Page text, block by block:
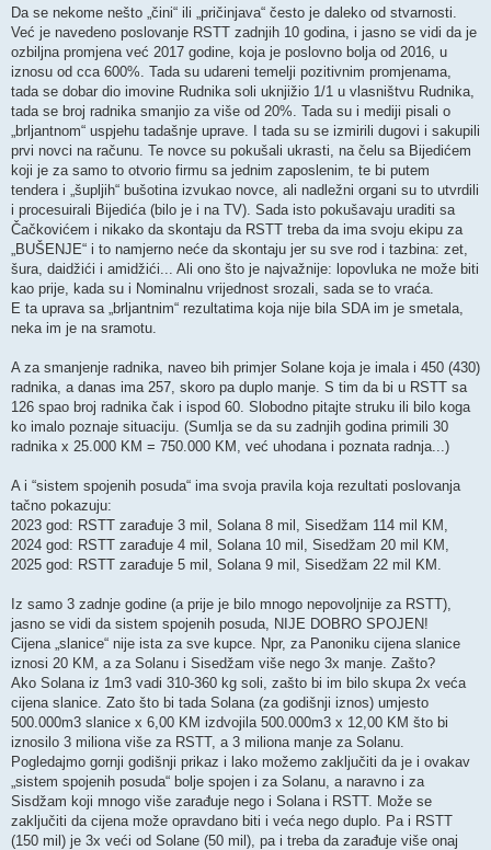
s
Da se nekome nešto „čini“ ili „pričinjava“ često je daleko od stvarnosti.
Već je navedeno poslovanje RSTT zadnjih 10 godina, i jasno se vidi da je
ozbiljna promjena već 2017 godine, koja je poslovno bolja od 2016, u
iznosu od cca 600%. Tada su udareni temelji pozitivnim promjenama,
tada se dobar dio imovine Rudnika soli uknjižio 1/1 u vlasništvu Rudnika,
tada se broj radnika smanjio za više od 20%. Tada su i mediji pisali o
„brljantnom“ uspjehu tadašnje uprave. I tada su se izmirili dugovi i sakupili
prvi novci na računu. Te novce su pokušali ukrasti, na čelu sa Bijedićem
koji je za samo to otvorio firmu sa jednim zaposlenim, te bi putem
tendera i „šupljih“ bušotina izvukao novce, ali nadležni organi su to utvrdili
i procesuirali Bijedića (bilo je i na TV). Sada isto pokušavaju uraditi sa
Čačkovićem i nikako da skontaju da RSTT treba da ima svoju ekipu za
„BUŠENJE“ i to namjerno neće da skontaju jer su sve rod i tazbina: zet,
šura, daidžići i amidžići... Ali ono što je najvažnije: lopovluka ne može biti
kao prije, kada su i Nominalnu vrijednost srozali, sada se to vraća.
E ta uprava sa „brljantnim“ rezultatima koja nije bila SDA im je smetala,
neka im je na sramotu.
A za smanjenje radnika, naveo bih primjer Solane koja je imala i 450 (430)
radnika, a danas ima 257, skoro pa duplo manje. S tim da bi u RSTT sa
126 spao broj radnika čak i ispod 60. Slobodno pitajte struku ili bilo koga
ko imalo poznaje situaciju. (Sumlja se da su zadnjih godina primili 30
radnika x 25.000 KM = 750.000 KM, već uhodana i poznata radnja...)
A i “sistem spojenih posuda“ ima svoja pravila koja rezultati poslovanja
tačno pokazuju:
2023 god: RSTT zarađuje 3 mil, Solana 8 mil, Sisedžam 114 mil KM,
2024 god: RSTT zarađuje 4 mil, Solana 10 mil, Sisedžam 20 mil KM,
2025 god: RSTT zarađuje 5 mil, Solana 9 mil, Sisedžam 22 mil KM.
Iz samo 3 zadnje godine (a prije je bilo mnogo nepovoljnije za RSTT),
jasno se vidi da sistem spojenih posuda, NIJE DOBRO SPOJEN!
Cijena „slanice“ nije ista za sve kupce. Npr, za Panoniku cijena slanice
iznosi 20 KM, a za Solanu i Sisedžam više nego 3x manje. Zašto?
Ako Solana iz 1m3 vadi 310-360 kg soli, zašto bi im bilo skupa 2x veća
cijena slanice. Zato što bi tada Solana (za godišnji iznos) umjesto
500.000m3 slanice x 6,00 KM izdvojila 500.000m3 x 12,00 KM što bi
iznosilo 3 miliona više za RSTT, a 3 miliona manje za Solanu.
Pogledajmo gornji godišnji prikaz i lako možemo zaključiti da je i ovakav
„sistem spojenih posuda“ bolje spojen i za Solanu, a naravno i za
Sisdžam koji mnogo više zarađuje nego i Solana i RSTT. Može se
zaključiti da cijena može opravdano biti i veća nego duplo. Pa i RSTT
(150 mil) je 3x veći od Solane (50 mil), pa i treba da zarađuje više onaj